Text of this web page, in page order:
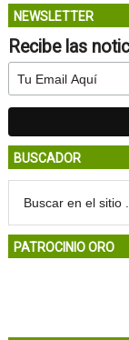
NEWSLETTER
Recibe las
BUSCADOR
PATROCINIO ORO